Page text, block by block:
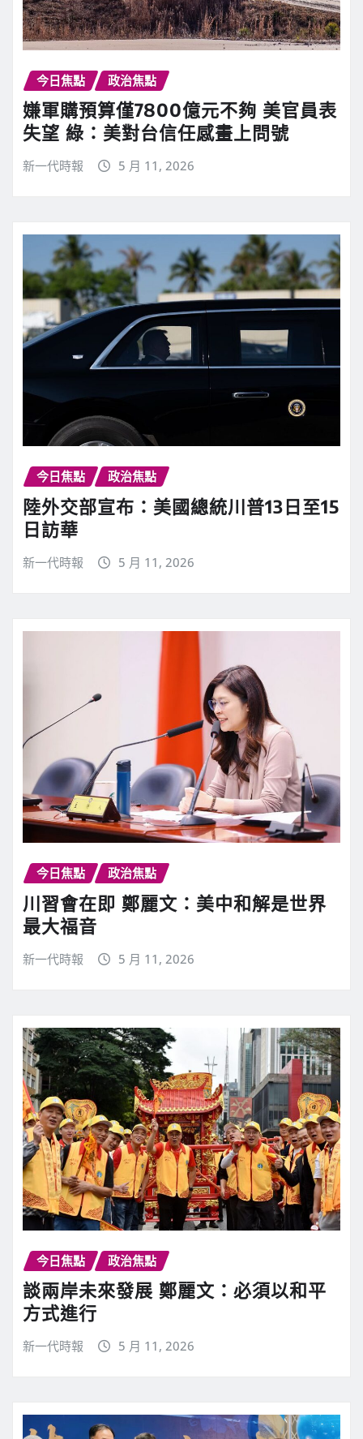
今日焦點 政治焦點
嫌軍購預算僅7800億元不夠 美官員表
失望 綠：美對台信任感畫上問號
新一代時報 5 月 11, 2026
今日焦點 政治焦點
陸外交部宣布：美國總統川普13日至15
日訪華
新一代時報 5 月 11, 2026
今日焦點 政治焦點
川習會在即 鄭麗文：美中和解是世界
最大福音
新一代時報 5 月 11, 2026
今日焦點 政治焦點
談兩岸未來發展 鄭麗文：必須以和平
方式進行
新一代時報 5 月 11, 2026